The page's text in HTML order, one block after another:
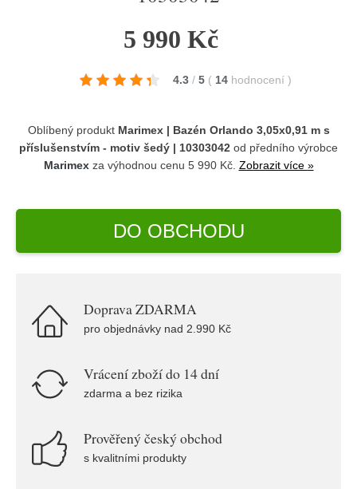
5 990 Kč
4.3 / 5 ( 14 hodnocení )
Oblíbený produkt Marimex | Bazén Orlando 3,05x0,91 m s
příslušenstvím - motiv šedý | 10303042 od předního výrobce
Marimexza výhodnou cenu 5 990 Kč. Zobrazit více »
DO OBCHODU
Doprava ZDARMA
pro objednávky nad 2.990 Kč
Vrácení zboží do 14 dní
zdarma a bez rizika
Prověřený český obchod
s kvalitními produkty